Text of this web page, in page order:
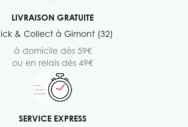
LIVRAISON GRATUITE
& Collect à Gimont (32)
à domicile dès 59€
ou en relais dès 49€
SERVICE EXPRESS